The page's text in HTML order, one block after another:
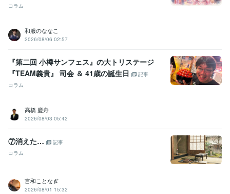
コラム
和服のななこ
2026/08/06 02:57
『第二回 小樽サンフェス』の大トリステージ
『TEAM義貴』 司会 ＆ 41歳の誕生日
記事
コラム
高橋 慶舟
2026/08/03 05:42
⑦消えた…
記事
コラム
言和ことなぎ
2026/08/01 15:32